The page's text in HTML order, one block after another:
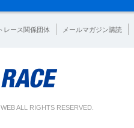
レース関係団体 メールマガジン購読
ALL RIGHTS RESERVED.